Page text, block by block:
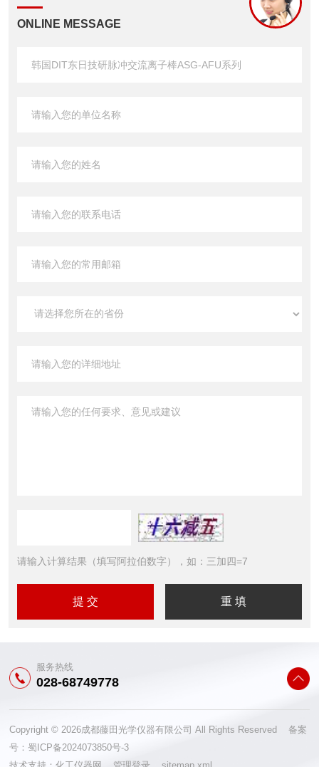
ONLINE MESSAGE
请输入计算结果（填写阿拉伯数字），如：三加四=7
服务热线
028-68749778
Copyright © 2026成都藤田光学仪器有限公司 All Rights Reserved 备案
号：蜀ICP备2024073850号-3